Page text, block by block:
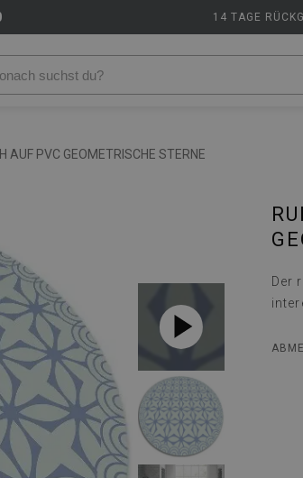
14 TAGE
AUF PVC GEOMETRISCHE STERNE
Der